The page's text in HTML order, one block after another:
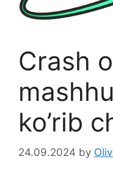
Crash
ko’rib
24.09.2024 by